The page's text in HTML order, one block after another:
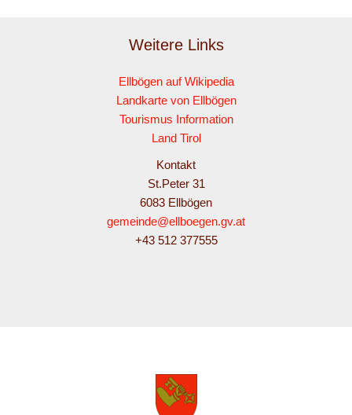
Weitere Links
Ellbögen auf Wikipedia
Landkarte von Ellbögen
Tourismus Information
Land Tirol
Kontakt
St.Peter 31
6083 Ellbögen
gemeinde@ellboegen.gv.at
+43 512 377555